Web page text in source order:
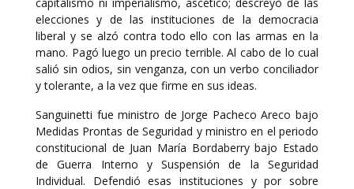
elecciones y de las instituciones de la democracia
liberal y se alzó contra todo ello con las armas en la
mano. Pagó luego un precio terrible. Al cabo de lo cual
salió sin odios, sin venganza, con un verbo conciliador
y tolerante, a la vez que firme en sus ideas.
Sanguinetti fue ministro de Jorge Pacheco Areco bajo
Medidas Prontas de Seguridad y ministro en el periodo
constitucional de Juan María Bordaberry bajo Estado
de Guerra Interno y Suspensión de la Seguridad
Individual. Defendió esas instituciones y por sobre